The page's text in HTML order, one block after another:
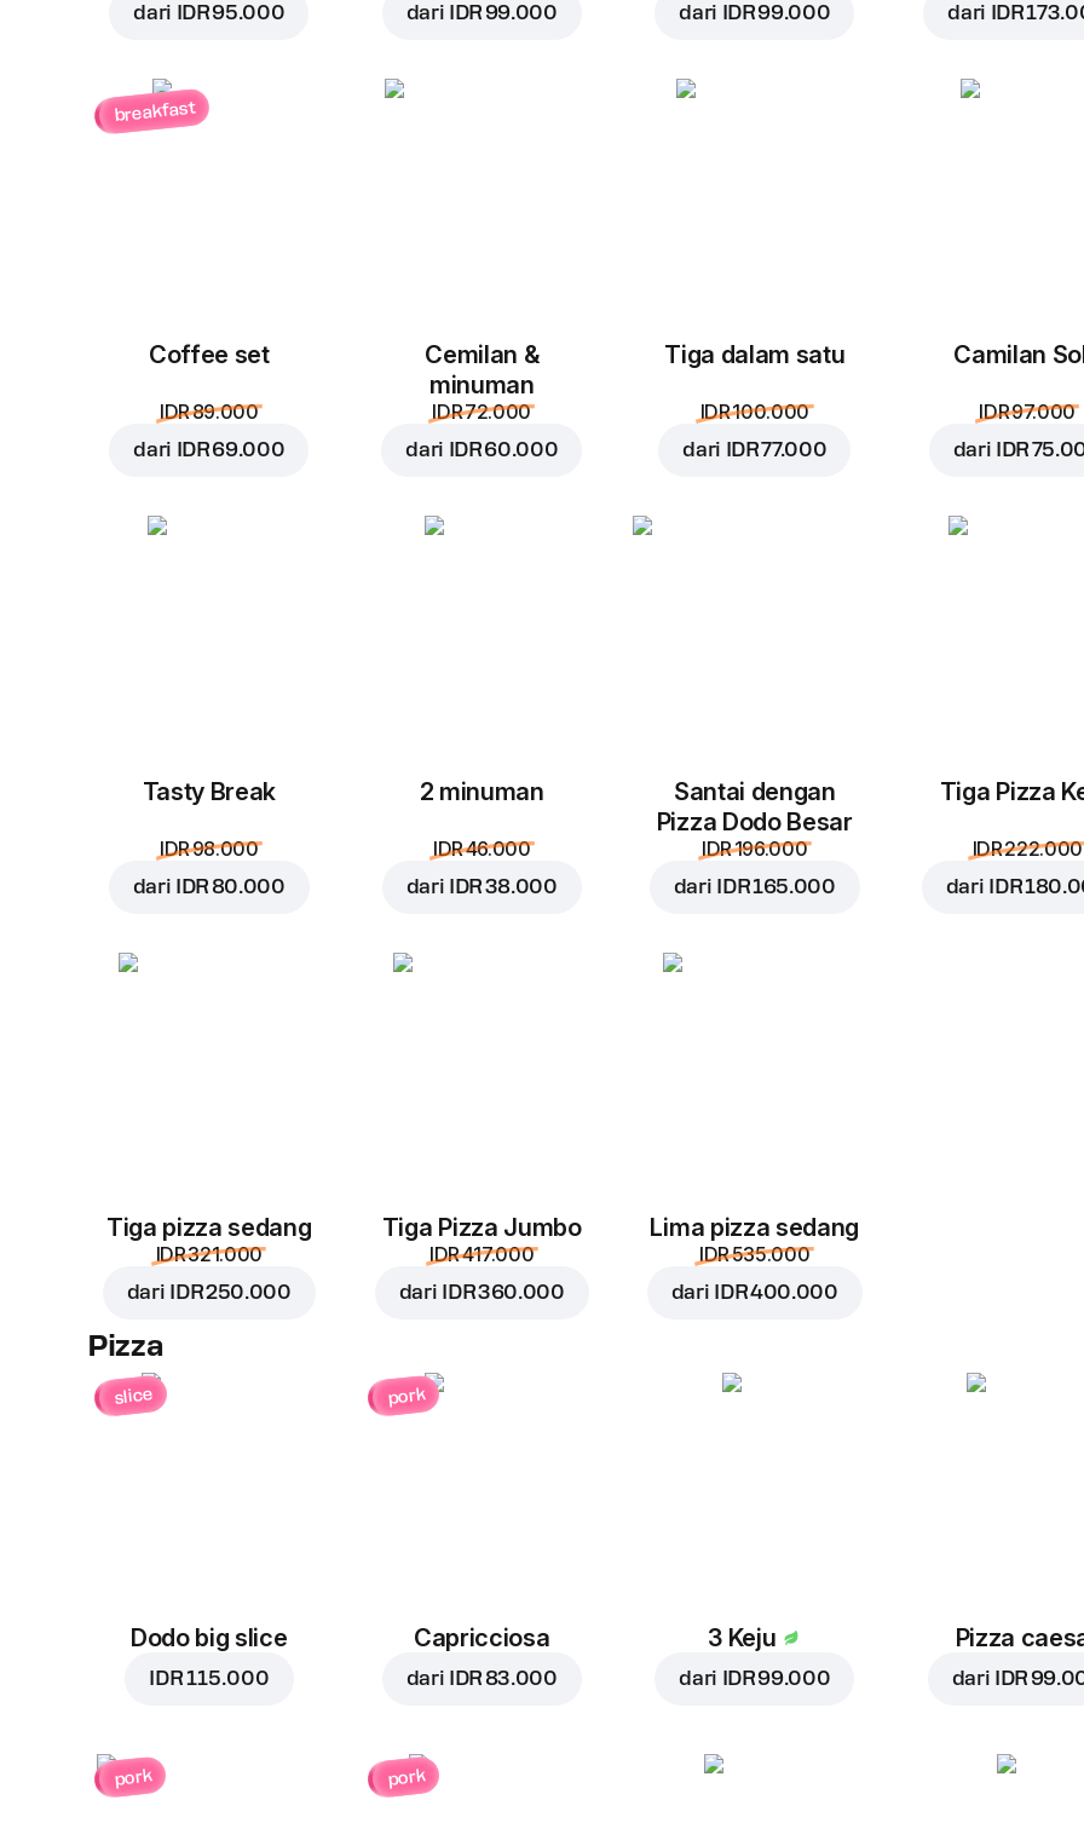
dari IDR 95.000 dari IDR 99.000 dari IDR 99.000 dari IDR
breakfast
Coffee set
IDR 89.000
dari IDR 69.000
Cemilan &
minuman
IDR 72.000
dari IDR 60.000
Tiga dalam satu
IDR 100.000
dari IDR 77.000
Camilan
IDR 97.000
dari IDR
Tasty Break
IDR 98.000
dari IDR 80.000
2 minuman
IDR 46.000
dari IDR 38.000
Santai dengan
Pizza Dodo Besar
IDR 196.000
dari IDR 165.000
Tiga Pizza
IDR 222.000
dari IDR
Tiga pizza sedang
IDR 321.000
dari IDR 250.000
Tiga Pizza Jumbo
IDR 417.000
dari IDR 360.000
Lima pizza sedang
IDR 535.000
dari IDR 400.000
Pizza
slice
Dodo big slice
IDR 115.000
pork
Capricciosa
dari IDR 83.000
3 Keju
dari IDR 99.000
Pizza
dari IDR
pork pork